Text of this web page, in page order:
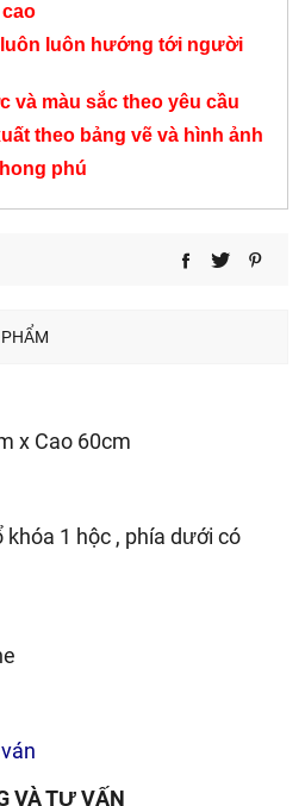
luôn luôn hướng tới người
và màu sắc theo yêu cầu
theo bảng vẽ và hình ảnh
phú
x Cao 60cm
1 hộc , phía dưới có
VÀ TƯ VẤN